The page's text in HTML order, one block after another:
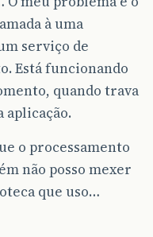
à uma
serviço de
Está funcionando
quando trava
aplicação.
o processamento
não posso mexer
que uso…